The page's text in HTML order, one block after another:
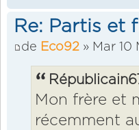
Re: Partis et
de Eco92 » Mar
Mon frère et
récemment